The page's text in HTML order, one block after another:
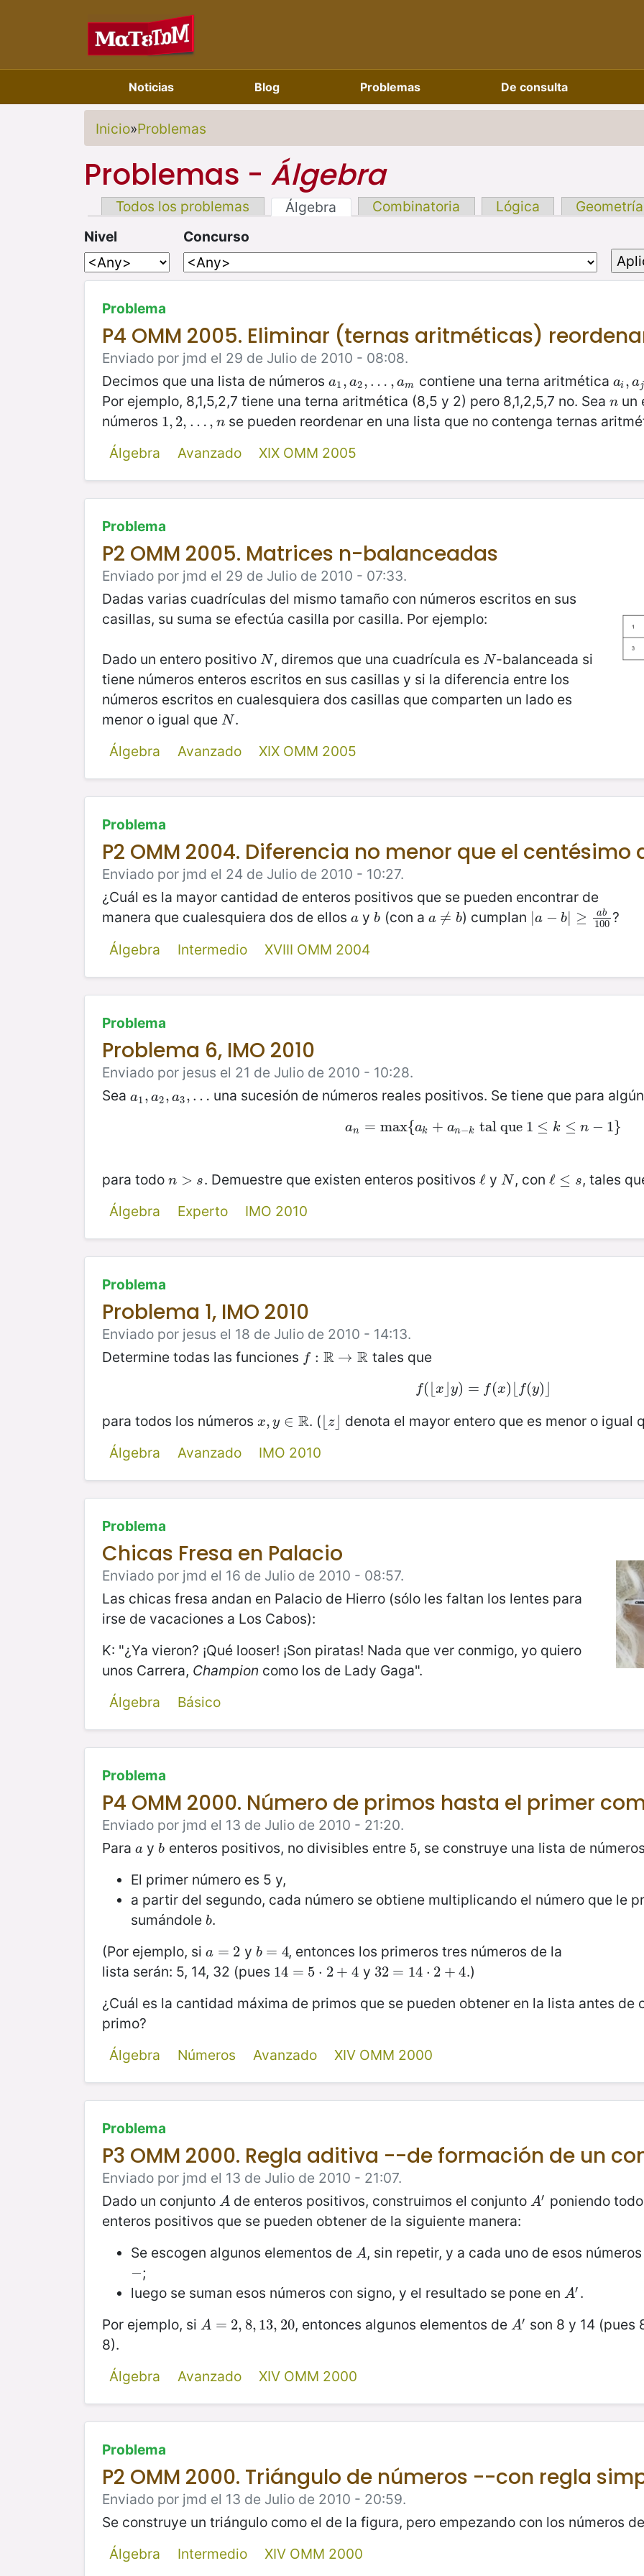
Noticias Blog Problemas De consulta
Inicio»Problemas
Problemas - Álgebra
Todos los problemas Álgebra Combinatoria Lógica Geometría
Nivel
Concurso
Problema
P4 OMM 2005. Eliminar (ternas aritméticas)
Enviado por jmd el 29 de Julio de 2010 - 08:08.
Decimos que una lista de números a1, a2, … , am
a1 ,a2,… , a m contiene una terna aritmética ai , aj
ai,aj,
Por ejemplo, 8,1,5,2,7 tiene una terna aritmética (8,5 y 2) pero 8,1,2,5,7 no. Sea n
n un
números 1, 2, … , n
1,2,… ,n
se pueden reordenar en una lista que no contenga ternas
Álgebra
Avanzado XIX OMM 2005
Problema
P2 OMM 2005. Matrices n-balanceadas
Enviado por jmd el 29 de Julio de 2010 - 07:33.
Dadas varias cuadrículas del mismo tamaño con números escritos en sus
casillas, su suma se efectúa casilla por casilla. Por ejemplo:
Dado un entero positivo N
N, diremos que una cuadrícula es N
N-balanceada si
tiene números enteros escritos en sus casillas y si la diferencia entre los
números escritos en cualesquiera dos casillas que comparten un lado es
menor o igual que N
N.
Álgebra
Avanzado XIX OMM 2005
Problema
P2 OMM 2004. Diferencia no menor que el
Enviado por jmd el 24 de Julio de 2010 - 10:27.
¿Cuál es la mayor cantidad de enteros positivos que se pueden encontrar de
manera que cualesquiera dos de ellos a
a yb
b (con a a ≠ b
a≠b ) cumplan |a − b ≥ ab
100
|a −b|≥ ab 100?
Álgebra
Intermedio XVIII OMM 2004
Problema
Problema 6, IMO 2010
Enviado por jesus el 21 de Julio de 2010 - 10:28.
Sea a1, a2, a3, …
a1 ,a2,a3,… una sucesión de números reales positivos. Se tiene que para
an = max{ak + an−k tal que 1 ≤ k ≤ n − 1}
a n=max{ak+an− ktal que 1≤ k≤n −1 }
para todo n > s
n>s . Demuestre que existen enteros positivos ℓ
ℓy N
N, con ℓ ≤ s
ℓ≤s , tales
Álgebra
Experto IMO 2010
Problema
Problema 1, IMO 2010
Enviado por jesus el 18 de Julio de 2010 - 14:13.
Determine todas las funciones f : R → R
f: R →R tales que
f( x y) = f(x) f(y)
(⌊ x⌋y )= (x)⌊f y)⌋
para todos los números x, y ∈ R
x,y∈R . ( z
z⌋ denota el mayor entero que es menor o igual
Álgebra
Avanzado IMO 2010
Problema
Chicas Fresa en Palacio
Enviado por jmd el 16 de Julio de 2010 - 08:57.
Las chicas fresa andan en Palacio de Hierro (sólo les faltan los lentes para
irse de vacaciones a Los Cabos):
K: "¿Ya vieron? ¡Qué looser! ¡Son piratas! Nada que ver conmigo, yo quiero
unos Carrera, Champion como los de Lady Gaga".
Álgebra
Básico
Problema
P4 OMM 2000. Número de primos hasta el primer
Enviado por jmd el 13 de Julio de 2010 - 21:20.
Para a
a yb
b enteros positivos, no divisibles entre 5
5, se construye una lista de
El primer número es 5 y,
a partir del segundo, cada número se obtiene multiplicando el número que le
sumándole b
b.
(Por ejemplo, si a = 2
a =2 y b = 4
b =4 , entonces los primeros tres números de la
lista serán: 5, 14, 32 (pues 14 = 5 ⋅ 2 + 4
14 =5 ⋅2+4 y 32 = 14 ⋅ 2 + 4
32 =14⋅2+4
.)
¿Cuál es la cantidad máxima de primos que se pueden obtener en la lista antes de
primo?
Álgebra
Números Avanzado XIV OMM 2000
Problema
P3 OMM 2000. Regla aditiva --de formación de un
Enviado por jmd el 13 de Julio de 2010 - 21:07.
Dado un conjunto A
Ade enteros positivos, construimos el conjunto A′
A′ poniendo
enteros positivos que se pueden obtener de la siguiente manera:
Se escogen algunos elementos de A
A, sin repetir, y a cada uno de esos
−
−;
luego se suman esos números con signo, y el resultado se pone en A′
A′ .
Por ejemplo, si A = 2, 8, 13, 20
A=2 8, 13 ,20 , entonces algunos elementos de A′
A′ son 8 y 14 (pues
8).
Álgebra
Avanzado XIV OMM 2000
Problema
P2 OMM 2000. Triángulo de números --con regla
Enviado por jmd el 13 de Julio de 2010 - 20:59.
Se construye un triángulo como el de la figura, pero empezando con los números
Álgebra
Intermedio XIV OMM 2000